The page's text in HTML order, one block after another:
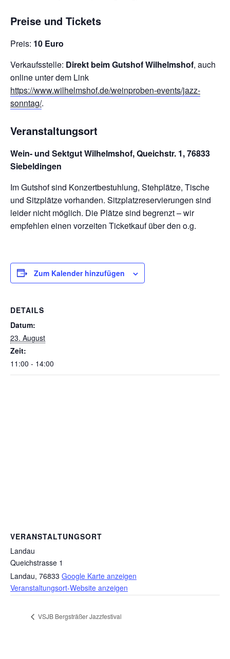
Preise und Tickets
Preis: 10 Euro
Verkaufsstelle: Direkt beim Gutshof Wilhelmshof, auch
online unter dem Link
https://www.wilhelmshof.de/weinproben-events/jazz-
sonntag/.
Veranstaltungsort
Wein- und Sektgut Wilhelmshof, Queichstr. 1, 76833
Siebeldingen
Im Gutshof sind Konzertbestuhlung, Stehplätze, Tische
und Sitzplätze vorhanden. Sitzplatzreservierungen sind
leider nicht möglich. Die Plätze sind begrenzt – wir
empfehlen einen vorzeiten Ticketkauf über den o.g.
Zum Kalender hinzufügen
DETAILS
Datum:
23. August
Zeit:
11:00 - 14:00
VERANSTALTUNGSORT
Landau
Queichstrasse 1
Landau, 76833 Google Karte anzeigen
Veranstaltungsort-Website anzeigen
VSJB Bergsträßer Jazzfestival